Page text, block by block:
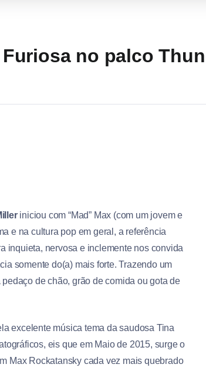
no palco
iniciou com “Mad” Max (com um jovem e
e na cultura pop em geral, a referência
inquieta, nervosa e inclemente nos convida
somente do(a) mais forte. Trazendo um
de chão, grão de comida ou gota de
excelente música tema da saudosa Tina
eis que em Maio de 2015, surge o
Max Rockatansky cada vez mais quebrado